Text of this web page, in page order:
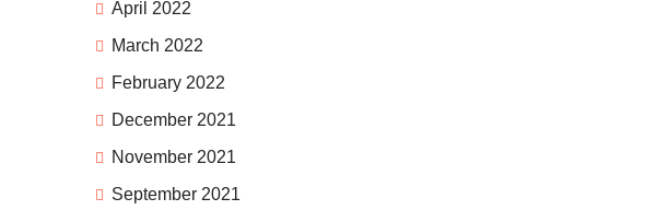
April 2022
March 2022
February 2022
December 2021
November 2021
September 2021